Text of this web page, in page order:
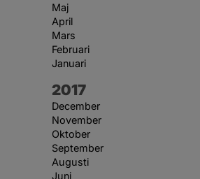
Maj
April
Mars
Februari
Januari
År:
2017
December
November
Oktober
September
Augusti
Juni